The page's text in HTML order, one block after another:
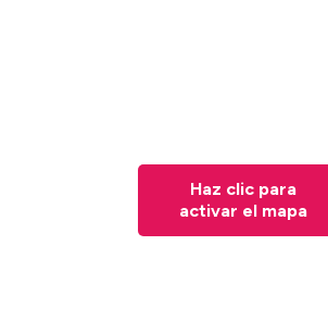
Haz clic para
activar el mapa